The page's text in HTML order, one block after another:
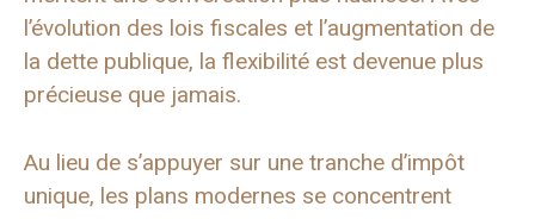
l’évolution des lois fiscales et l’augmentation de
la dette publique, la flexibilité est devenue plus
précieuse que jamais.
Au lieu de s’appuyer sur une tranche d’impôt
unique, les plans modernes se concentrent